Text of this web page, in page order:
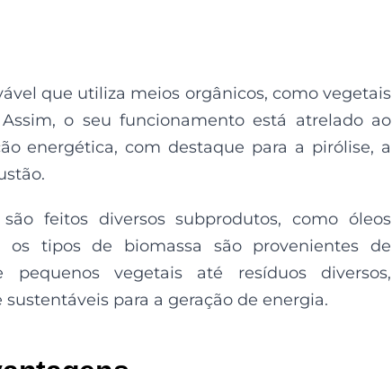
que utiliza meios orgânicos, como vegetais
o seu funcionamento está atrelado ao
energética, com destaque para a pirólise, a
feitos diversos subprodutos, como óleos
os tipos de biomassa são provenientes de
vegetais até resíduos diversos,
para a geração de energia.